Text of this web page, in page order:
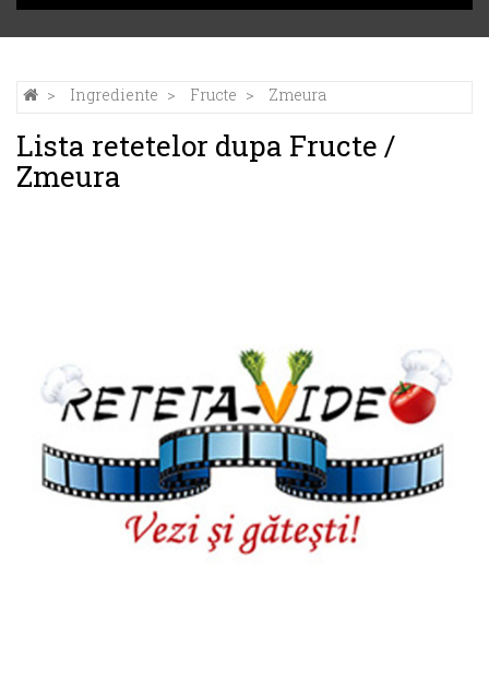
Ingrediente Fructe Zmeura
Lista retetelor dupa Fructe /
Zmeura